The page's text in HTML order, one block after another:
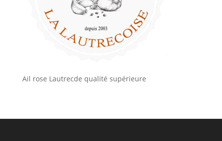
Ail rose Lautrecde qualité supérieure